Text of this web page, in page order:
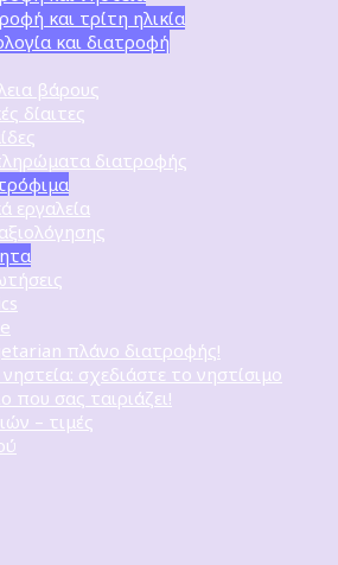
και τρίτη ηλικία
και διατροφή
βάρους
δίαιτες
διατροφής
εργαλεία
πλάνο διατροφής!
νηστεία: σχεδιάστε το νηστίσιμο
που σας ταιριάζει!
– τιμές